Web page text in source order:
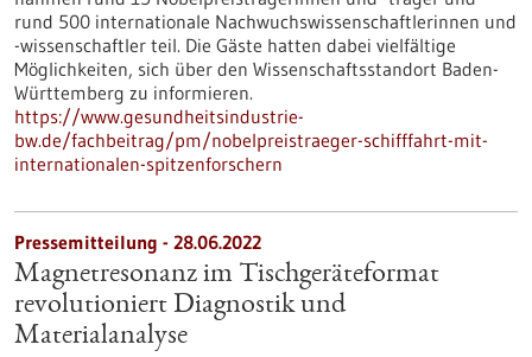
rund 500 internationale Nachwuchswissenschaftlerinnen und
-wissenschaftler teil. Die Gäste hatten dabei vielfältige
Möglichkeiten, sich über den Wissenschaftsstandort Baden-
Württemberg zu informieren.
https://www.gesundheitsindustrie-
bw.de/fachbeitrag/pm/nobelpreistraeger-schifffahrt-mit-
internationalen-spitzenforschern
Pressemitteilung - 28.06.2022
Magnetresonanz im Tischgeräteformat
revolutioniert Diagnostik und
Materialanalyse